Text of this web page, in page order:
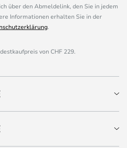
über den Abmeldelink, den Sie in jedem
Informationen erhalten Sie in der
.
von CHF 229.